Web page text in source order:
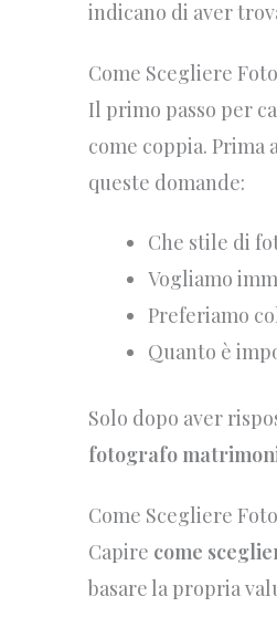
indicano di aver
Come Scegliere
Il primo passo per
come coppia.
queste domande:
Che stile di
Vogliamo
Preferiamo
Quanto è
Solo dopo aver
fotografo
Come Scegliere
Capire come
basare la propria